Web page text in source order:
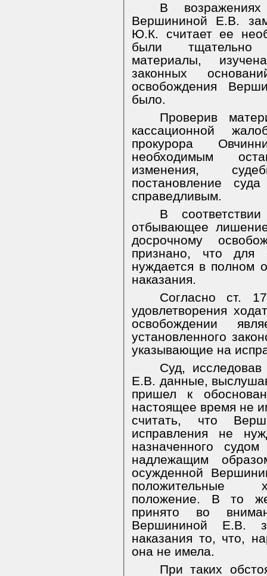
В
Вершининой Е.В.
Ю.К. считает ее
были тщательно
материалы,
законных
освобождения
было.
Проверив
кассационной
прокурора
необходимым
изменения,
постановление
справедливым.
В
отбывающее
досрочному
признано, что для
нуждается в полном
наказания.
Согласно ст.
удовлетворения
освобождении
установленного
указывающие на
Суд,
Е.В. данные,
пришел к
настоящее время не
считать, что
исправления не
назначенного
надлежащим
осужденной
положительные
положение. В то
принято во
Вершининой Е.В.
наказания то, что,
она не имела.
При таких